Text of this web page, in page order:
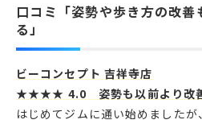
口コミ「姿勢や歩き方の改善
る」
ビーコンセプト 吉祥寺店
★★★★ 4.0 姿勢も以前より改
はじめてジムに通い始めました